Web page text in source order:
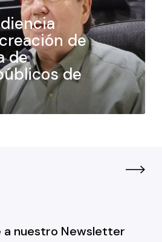
de
de
de
a nuestro Newsletter